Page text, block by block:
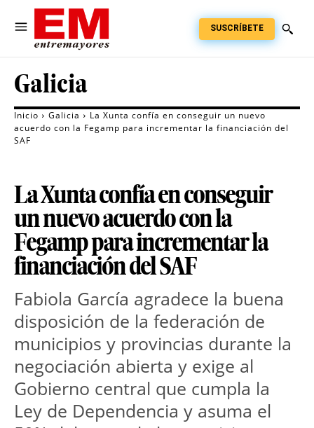
SUSCRÍBETE
Galicia
Inicio Galicia
La Xunta confía en conseguir un nuevo
acuerdo con la Fegamp para incrementar la financiación del
SAF
La Xunta confía en conseguir
un nuevo acuerdo con la
Fegamp para incrementar la
financiación del SAF
Fabiola García agradece la buena
disposición de la federación de
municipios y provincias durante la
negociación abierta y exige al
Gobierno central que cumpla la
Ley de Dependencia y asuma el